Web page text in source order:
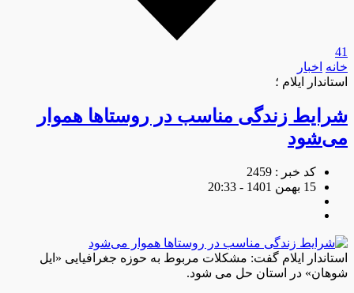
41
خانه اخبار
استاندار ایلام ؛
شرایط زندگی مناسب در روستاها هموار
می‌شود
کد خبر : 2459
15 بهمن 1401 - 20:33
استاندار ایلام گفت: مشکلات مربوط به حوزه جغرافیایی «ایل
شوهان» در استان حل می شود.